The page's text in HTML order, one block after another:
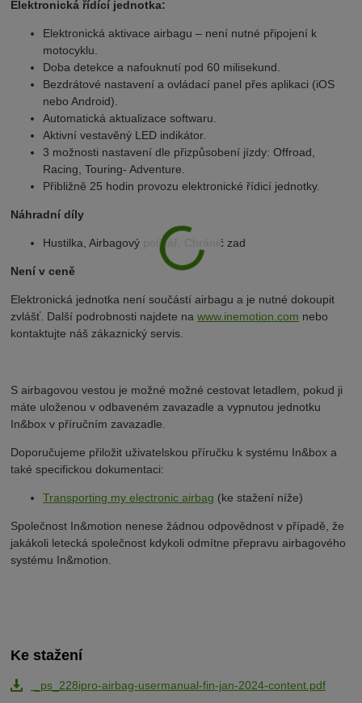
Elektronická řídící jednotka:
Elektronická aktivace airbagu – není nutné připojení k
motocyklu.
Doba detekce a nafouknutí pod 60 milisekund.
Bezdrátové nastavení a ovládací panel přes aplikaci (iOS
nebo Android).
Automatická aktualizace softwaru.
Aktivní vestavěný LED indikátor.
3 možnosti nastavení dle přizpůsobení jízdy: Offroad,
Racing, Touring- Adventure.
Přibližně 25 hodin provozu elektronické řídicí jednotky.
Náhradní díly
Hustilka, Airbagový polštář, Chránič zad
Není v ceně
Elektronická jednotka není součástí airbagu a je nutné dokoupit
zvlášť. Další podrobnosti najdete nawww.inemotion.com nebo
kontaktujte náš zákaznický servis.
S airbagovou vestou je možné možné cestovat letadlem, pokud ji
máte uloženou v odbaveném zavazadle a vypnutou jednotku
In&box v příručním zavazadle.
Doporučujeme přiložit uživatelskou příručku k systému In&box a
také specifickou dokumentaci:
Transporting my electronic airbag (ke stažení níže)
Společnost In&motion nenese žádnou odpovědnost v případě, že
jakákoli letecká společnost kdykoli odmítne přepravu airbagového
systému In&motion.
Ke stažení
_ps_228ipro-airbag-usermanual-fin-jan-2024-content.pdf